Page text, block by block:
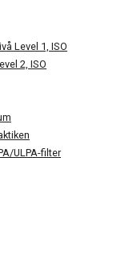
Level 1, ISO
2, ISO
ULPA-filter